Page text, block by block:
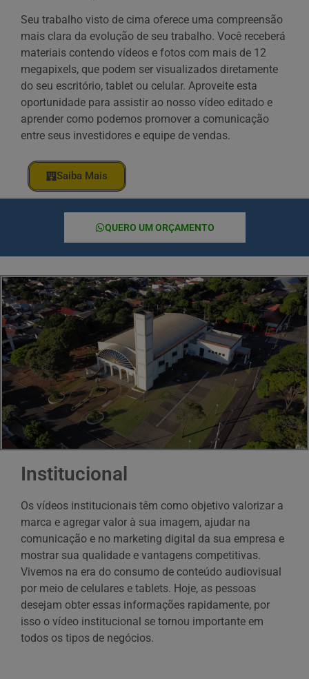
Seu trabalho visto de cima oferece uma compreensão
mais clara da evolução de seu trabalho. Você receberá
materiais contendo vídeos e fotos com mais de 12
megapixels, que podem ser visualizados diretamente
do seu escritório, tablet ou celular. Aproveite esta
oportunidade para assistir ao nosso vídeo editado e
aprender como podemos promover a comunicação
entre seus investidores e equipe de vendas.
Saiba Mais
QUERO UM ORÇAMENTO
Institucional
Os vídeos institucionais têm como objetivo valorizar a
marca e agregar valor à sua imagem, ajudar na
comunicação e no marketing digital da sua empresa e
mostrar sua qualidade e vantagens competitivas.
Vivemos na era do consumo de conteúdo audiovisual
por meio de celulares e tablets. Hoje, as pessoas
desejam obter essas informações rapidamente, por
isso o vídeo institucional se tornou importante em
todos os tipos de negócios.